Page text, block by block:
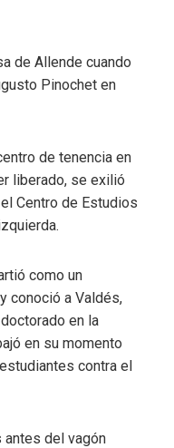
de Allende cuando
Pinochet en
de tenencia en
liberado, se exilió
Centro de Estudios
como un
conoció a Valdés,
en la
en su momento
contra el
antes del vagón